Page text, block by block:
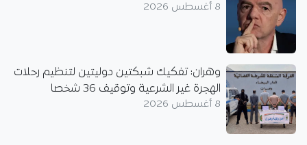
8 أغسطس 2026
وهران: تفكيك شبكتين دوليتين لتنظيم رحلات
الهجرة غير الشرعية وتوقيف 36 شخصا
8 أغسطس 2026